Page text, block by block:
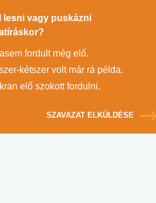
lesni vagy puskázni
fordult még elő.
kétszer volt már rá példa.
elő szokott fordulni.
SZAVAZAT ELKÜLDÉSE